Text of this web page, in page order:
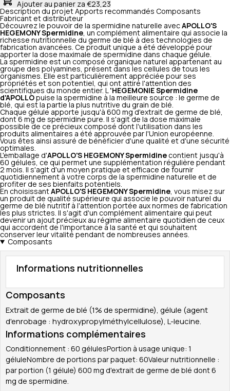
Ajouter au panier za €23,23
Description du projet Apports recommandés Composants
Fabricant et distributeur
Découvrez le pouvoir de la spermidine naturelle avec APOLLO'S
HEGEMONY Spermidine , un complément alimentaire qui associe la
richesse nutritionnelle du germe de blé à des technologies de
fabrication avancées. Ce produit unique a été développé pour
apporter la dose maximale de spermidine dans chaque gélule.
La spermidine est un composé organique naturel appartenant au
groupe des polyamines, présent dans les cellules de tous les
organismes. Elle est particulièrement appréciée pour ses
propriétés et son potentiel, qui ont attiré l'attention des
scientifiques du monde entier. L 'HEGEMONIE Spermidine
d'APOLLO puise la spermidine à la meilleure source : le germe de
blé, qui est la partie la plus nutritive du grain de blé.
Chaque gélule apporte jusqu'à 600 mg d'extrait de germe de blé,
dont 6 mg de spermidine pure. Il s'agit de la dose maximale
possible de ce précieux composé dont l'utilisation dans les
produits alimentaires a été approuvée par l'Union européenne.
Vous êtes ainsi assuré de bénéficier d'une qualité et d'une sécurité
optimales.
L'emballage d'APOLLO'S HEGEMONY Spermidine contient jusqu'à
60 gélules, ce qui permet une supplémentation régulière pendant
2 mois. Il s'agit d'un moyen pratique et efficace de fournir
quotidiennement à votre corps de la spermidine naturelle et de
profiter de ses bienfaits potentiels.
En choisissant APOLLO'S HEGEMONY Spermidine , vous misez sur
un produit de qualité supérieure qui associe le pouvoir naturel du
germe de blé nutritif à l'attention portée aux normes de fabrication
les plus strictes. Il s'agit d'un complément alimentaire qui peut
devenir un ajout précieux au régime alimentaire quotidien de ceux
qui accordent de l'importance à la santé et qui souhaitent
conserver leur vitalité pendant de nombreuses années.
Composants
Informations nutritionnelles
Composants
Extrait de germe de blé (1% de spermidine), gélule (agent
d'enrobage : hydroxypropylméthylcellulose), L-leucine.
Informations complémentaires
Conditionnement : 60 gélulesPortion à usage unique: 1
géluleNombre de portions par paquet: 60Valeur nutritionnelle :
par portion (1 gélule) 600 mg d'extrait de germe de blé dont 6
mg de spermidine.